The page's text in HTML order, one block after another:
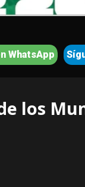
WhatsApp
los